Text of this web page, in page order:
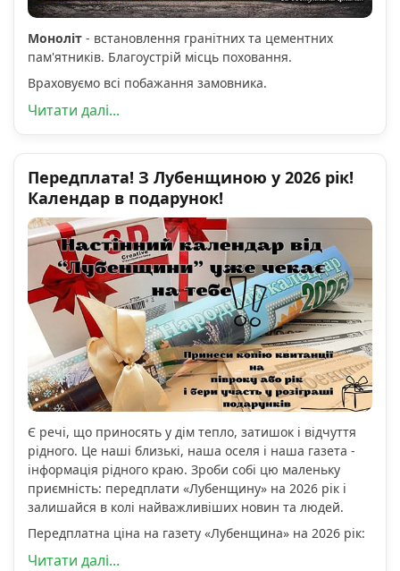
Моноліт - встановлення гранітних та цементних
пам'ятників. Благоустрій місць поховання.
Враховуємо всі побажання замовника.
Читати далі...
Передплата! З Лубенщиною у 2026 рік!
Календар в подарунок!
Є речі, що приносять у дім тепло, затишок і відчуття
рідного. Це наші близькі, наша оселя і наша газета -
інформація рідного краю. Зроби собі цю маленьку
приємність: передплати «Лубенщину» на 2026 рік і
залишайся в колі найважливіших новин та людей.
Передплатна ціна на газету «Лубенщина» на 2026 рік:
Читати далі...